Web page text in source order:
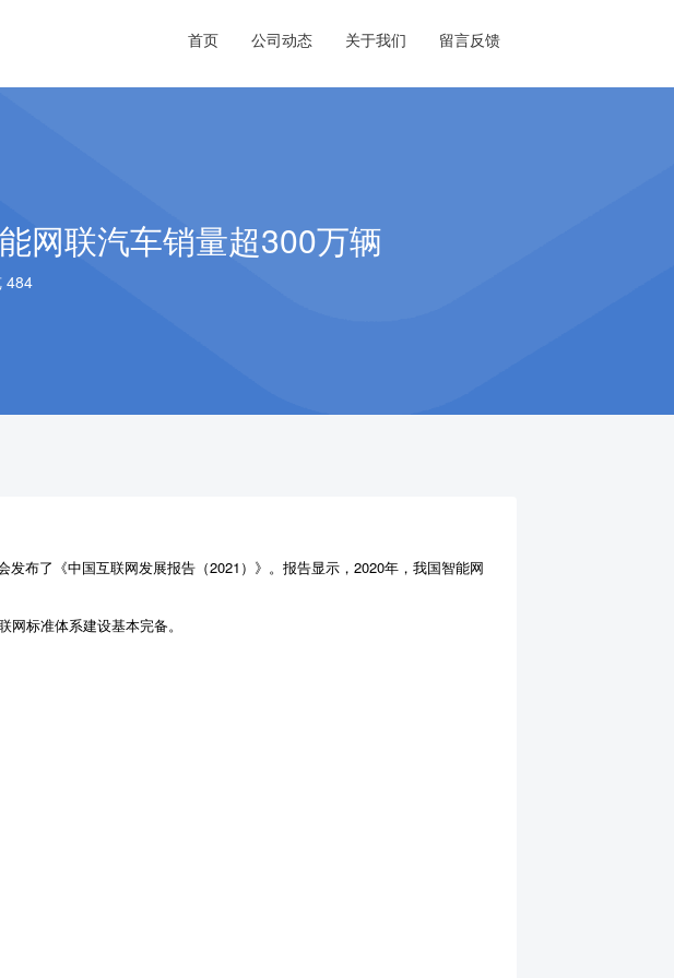
首页 公司动态 关于我们 留言反馈
网联汽车销量超300万辆
484
布了《中国互联网发展报告（2021）》。报告显示，2020年，我国智能网
标准体系建设基本完备。